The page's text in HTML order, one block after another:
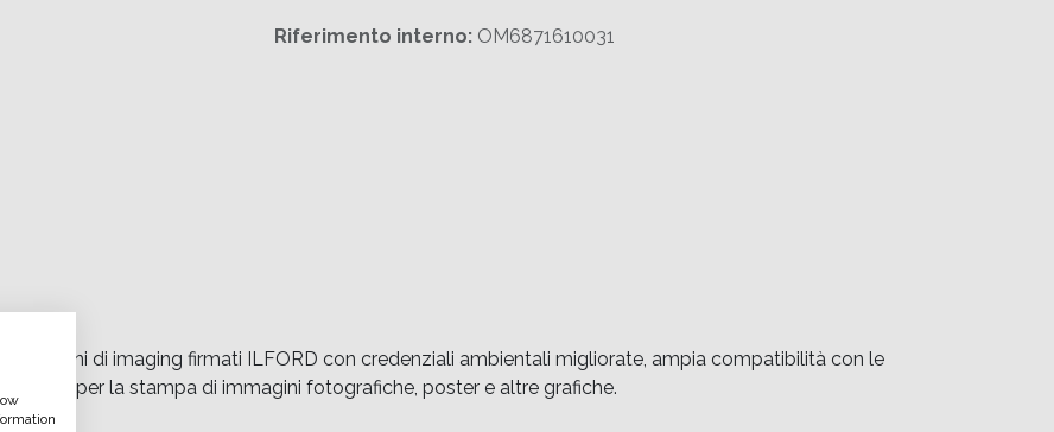
Riferimento interno: OM6871610031
di imaging firmati ILFORD con credenziali ambientali migliorate, ampia compatibilità con le
adatto per la stampa di immagini fotografiche, poster e altre grafiche.